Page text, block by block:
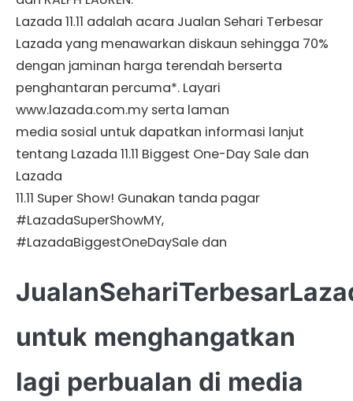
Lazada 11.11 adalah acara Jualan Sehari Terbesar
Lazada yang menawarkan diskaun sehingga 70%
dengan jaminan harga terendah berserta
penghantaran percuma*. Layari
www.lazada.com.my serta laman
media sosial untuk dapatkan informasi lanjut
tentang Lazada 11.11 Biggest One-Day Sale dan
Lazada
11.11 Super Show! Gunakan tanda pagar
#LazadaSuperShowMY,
#LazadaBiggestOneDaySale dan
untuk menghangatkan
lagi perbualan di media